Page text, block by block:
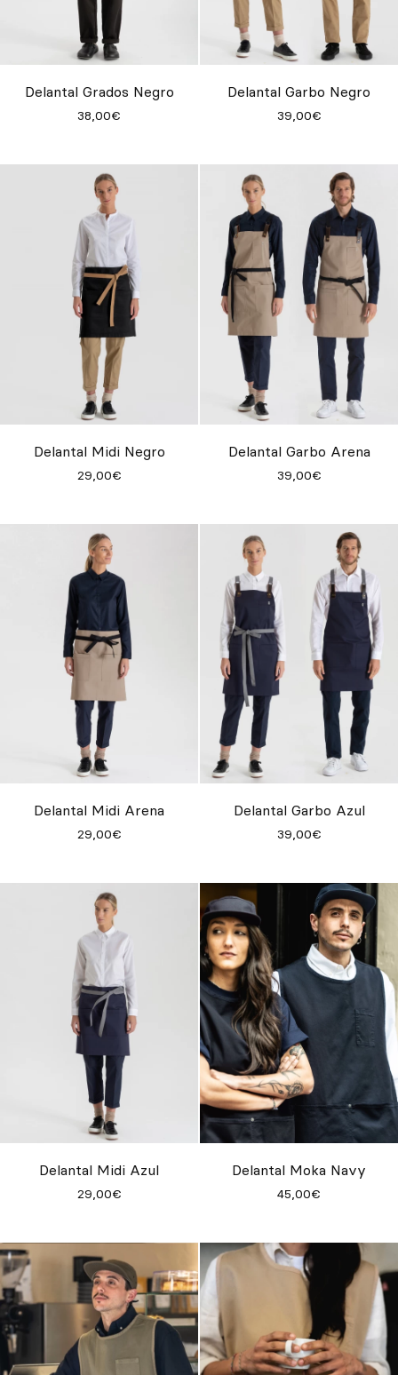
Delantal Grados Negro
38,00€
Delantal Garbo Negro
39,00€
Delantal Midi Negro
29,00€
Delantal Garbo Arena
39,00€
Delantal Midi Arena
29,00€
Delantal Garbo Azul
39,00€
Delantal Midi Azul
29,00€
Delantal Moka Navy
45,00€